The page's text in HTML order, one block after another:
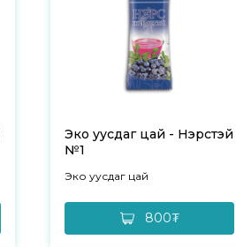
Эко уусдаг цай - Нэрстэй
№1
Эко уусдаг цай
800₮